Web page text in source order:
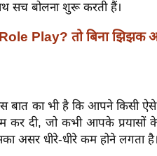
सच बोलना शुरू करती हैं।
Play? तो बिना झिझक
बात का भी है कि आपने किसी
दी, जो कभी आपके प्रयासों के
असर धीरे-धीरे कम होने लगता है।